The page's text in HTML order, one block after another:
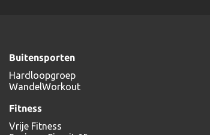
Buitensporten
Hardloopgroep
WandelWorkout
Fitness
Vrije Fitness